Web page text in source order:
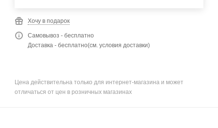
Хочу в подарок
Самовывоз - бесплатно
Доставка - бесплатно(см. условия доставки)
Цена действительна только для интернет-магазина и может
отличаться от цен в розничных магазинах